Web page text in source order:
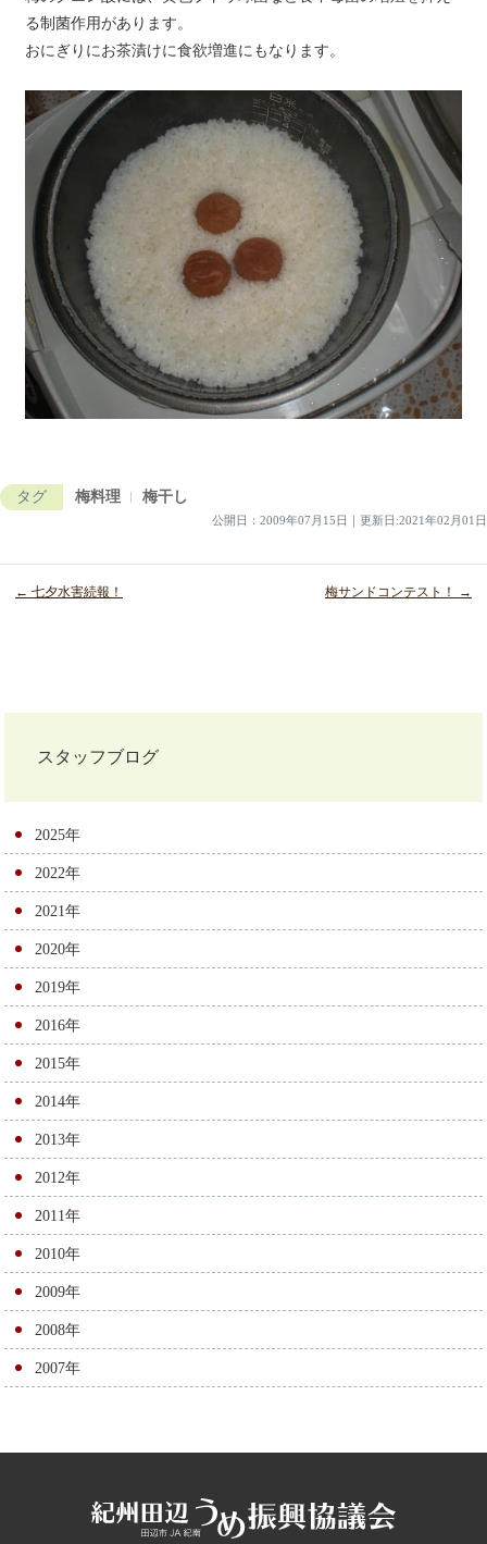
る制菌作用があります。
おにぎりにお茶漬けに食欲増進にもなります。
タグ 梅料理 梅干し
公開日： 2009年07月15日 ｜ 更新日:2021年02月01日
ナ
ビ
ゲ
ー
シ
ョ
ン
← 七夕水害続報！ 梅サンドコンテスト！ →
スタッフブログ
2025年
2022年
2021年
2020年
2019年
2016年
2015年
2014年
2013年
2012年
2011年
2010年
2009年
2008年
2007年